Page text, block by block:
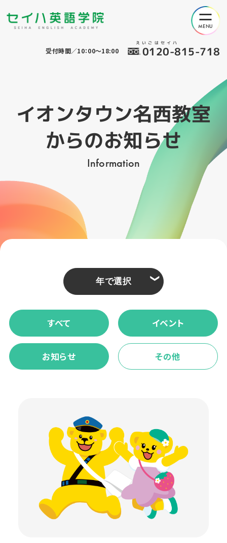
えいごはセイハ
0120-815-718
受付時間／10：00～18:00
イオンタウン名西教室
からのお知らせ
Information
❮
すべて イベント
お知らせ その他